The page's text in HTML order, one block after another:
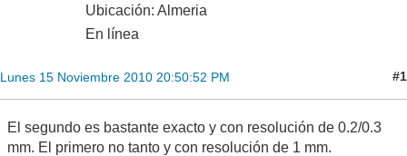
Ubicación: Almeria
En línea
Lunes 15 Noviembre 2010 20:50:52 PM #1
El segundo es bastante exacto y con resolución de 0.2/0.3
mm. El primero no tanto y con resolución de 1 mm.